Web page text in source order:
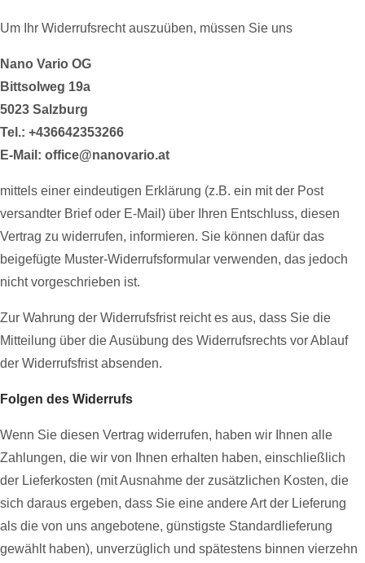
Um Ihr Widerrufsrecht auszuüben, müssen Sie uns
Nano Vario OG
Bittsolweg 19a
5023 Salzburg
Tel.: +436642353266
E-Mail: office@nanovario.at
mittels einer eindeutigen Erklärung (z.B. ein mit der Post
versandter Brief oder E-Mail) über Ihren Entschluss, diesen
Vertrag zu widerrufen, informieren. Sie können dafür das
beigefügte Muster-Widerrufsformular verwenden, das jedoch
nicht vorgeschrieben ist.
Zur Wahrung der Widerrufsfrist reicht es aus, dass Sie die
Mitteilung über die Ausübung des Widerrufsrechts vor Ablauf
der Widerrufsfrist absenden.
Folgen des Widerrufs
Wenn Sie diesen Vertrag widerrufen, haben wir Ihnen alle
Zahlungen, die wir von Ihnen erhalten haben, einschließlich
der Lieferkosten (mit Ausnahme der zusätzlichen Kosten, die
sich daraus ergeben, dass Sie eine andere Art der Lieferung
als die von uns angebotene, günstigste Standardlieferung
gewählt haben), unverzüglich und spätestens binnen vierzehn